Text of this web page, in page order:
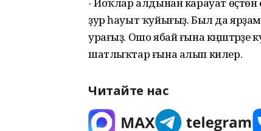
ҙур һауыт ҡуйығыҙ. Был да ярҙам
урағыҙ. Ошо ябай ғына
шатлыҡтар ғына алып килер.
Читайте нас